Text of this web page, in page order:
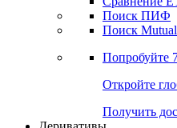
Получить
ETF & Funds
Сравнение
Поиск
Попробуйте